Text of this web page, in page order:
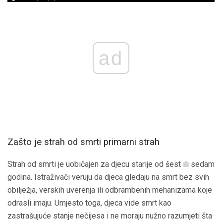
ad
Zašto je strah od smrti primarni strah
Strah od smrti je uobičajen za djecu starije od šest ili sedam
godina. Istraživači veruju da djeca gledaju na smrt bez svih
obilježja, verskih uverenja ili odbrambenih mehanizama koje
odrasli imaju. Umjesto toga, djeca vide smrt kao
zastrašujuće stanje nečijesa i ne moraju nužno razumjeti šta